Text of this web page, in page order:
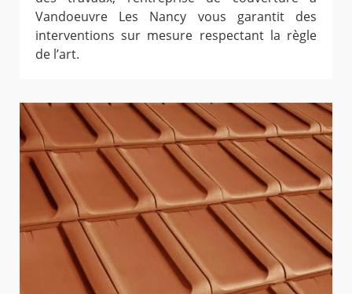
Vandoeuvre Les Nancy vous garantit des
interventions sur mesure respectant la règle
de l’art.